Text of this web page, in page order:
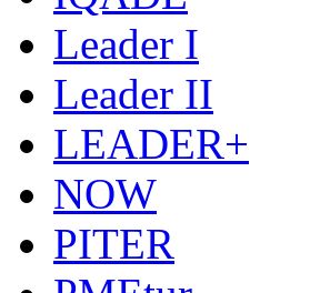
Leader I
Leader II
LEADER+
NOW
PITER